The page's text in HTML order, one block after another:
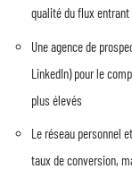
qualité du flux entrant
Une agence de
LinkedIn) pour le
plus élevés
Le réseau personnel
taux de conversion,